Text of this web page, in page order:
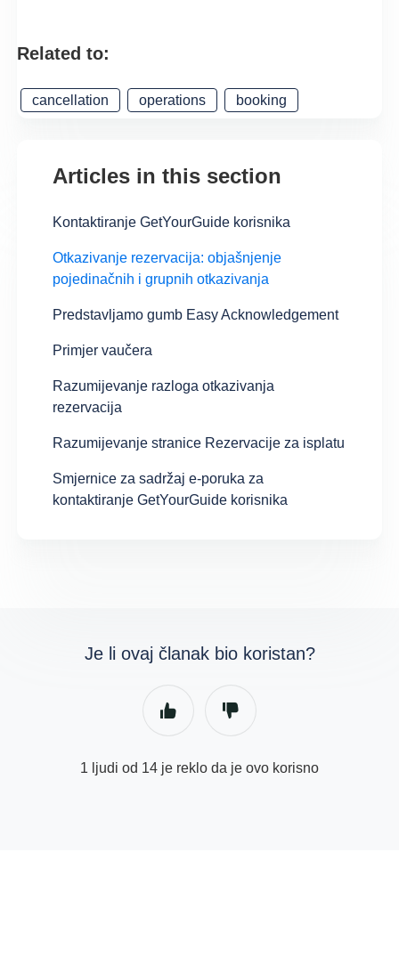
Related to:
cancellation operations booking
Articles in this section
Kontaktiranje GetYourGuide korisnika
Otkazivanje rezervacija: objašnjenje
pojedinačnih i grupnih otkazivanja
Predstavljamo gumb Easy Acknowledgement
Primjer vaučera
Razumijevanje razloga otkazivanja
rezervacija
Razumijevanje stranice Rezervacije za isplatu
Smjernice za sadržaj e-poruka za
kontaktiranje GetYourGuide korisnika
Je li ovaj članak bio koristan?
1 ljudi od 14 je reklo da je ovo korisno